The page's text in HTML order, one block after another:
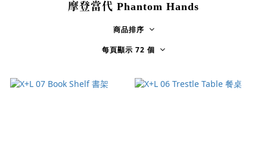
新品到貨｜日本燈具品牌 Ambientec 年度新品 Barcarolle 臺中樂
群門市展示中✨
摩登當代 Phantom Hands
商品排序
每頁顯示 72 個